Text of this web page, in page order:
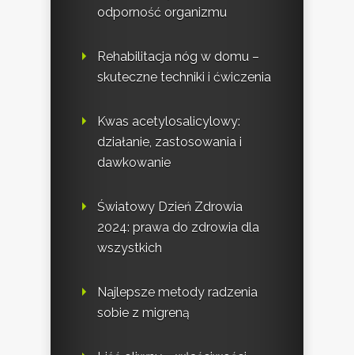
odporność organizmu
Rehabilitacja nóg w domu –
skuteczne techniki i ćwiczenia
Kwas acetylosalicylowy:
działanie, zastosowania i
dawkowanie
Światowy Dzień Zdrowia
2024: prawa do zdrowia dla
wszystkich
Najlepsze metody radzenia
sobie z migreną